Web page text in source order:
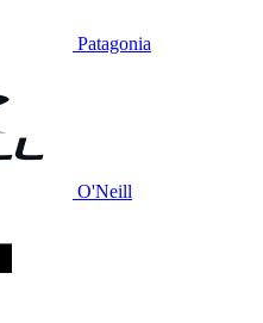
Patagonia
O'Neill